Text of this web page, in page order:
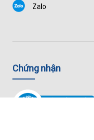
Zalo
Chứng nhận